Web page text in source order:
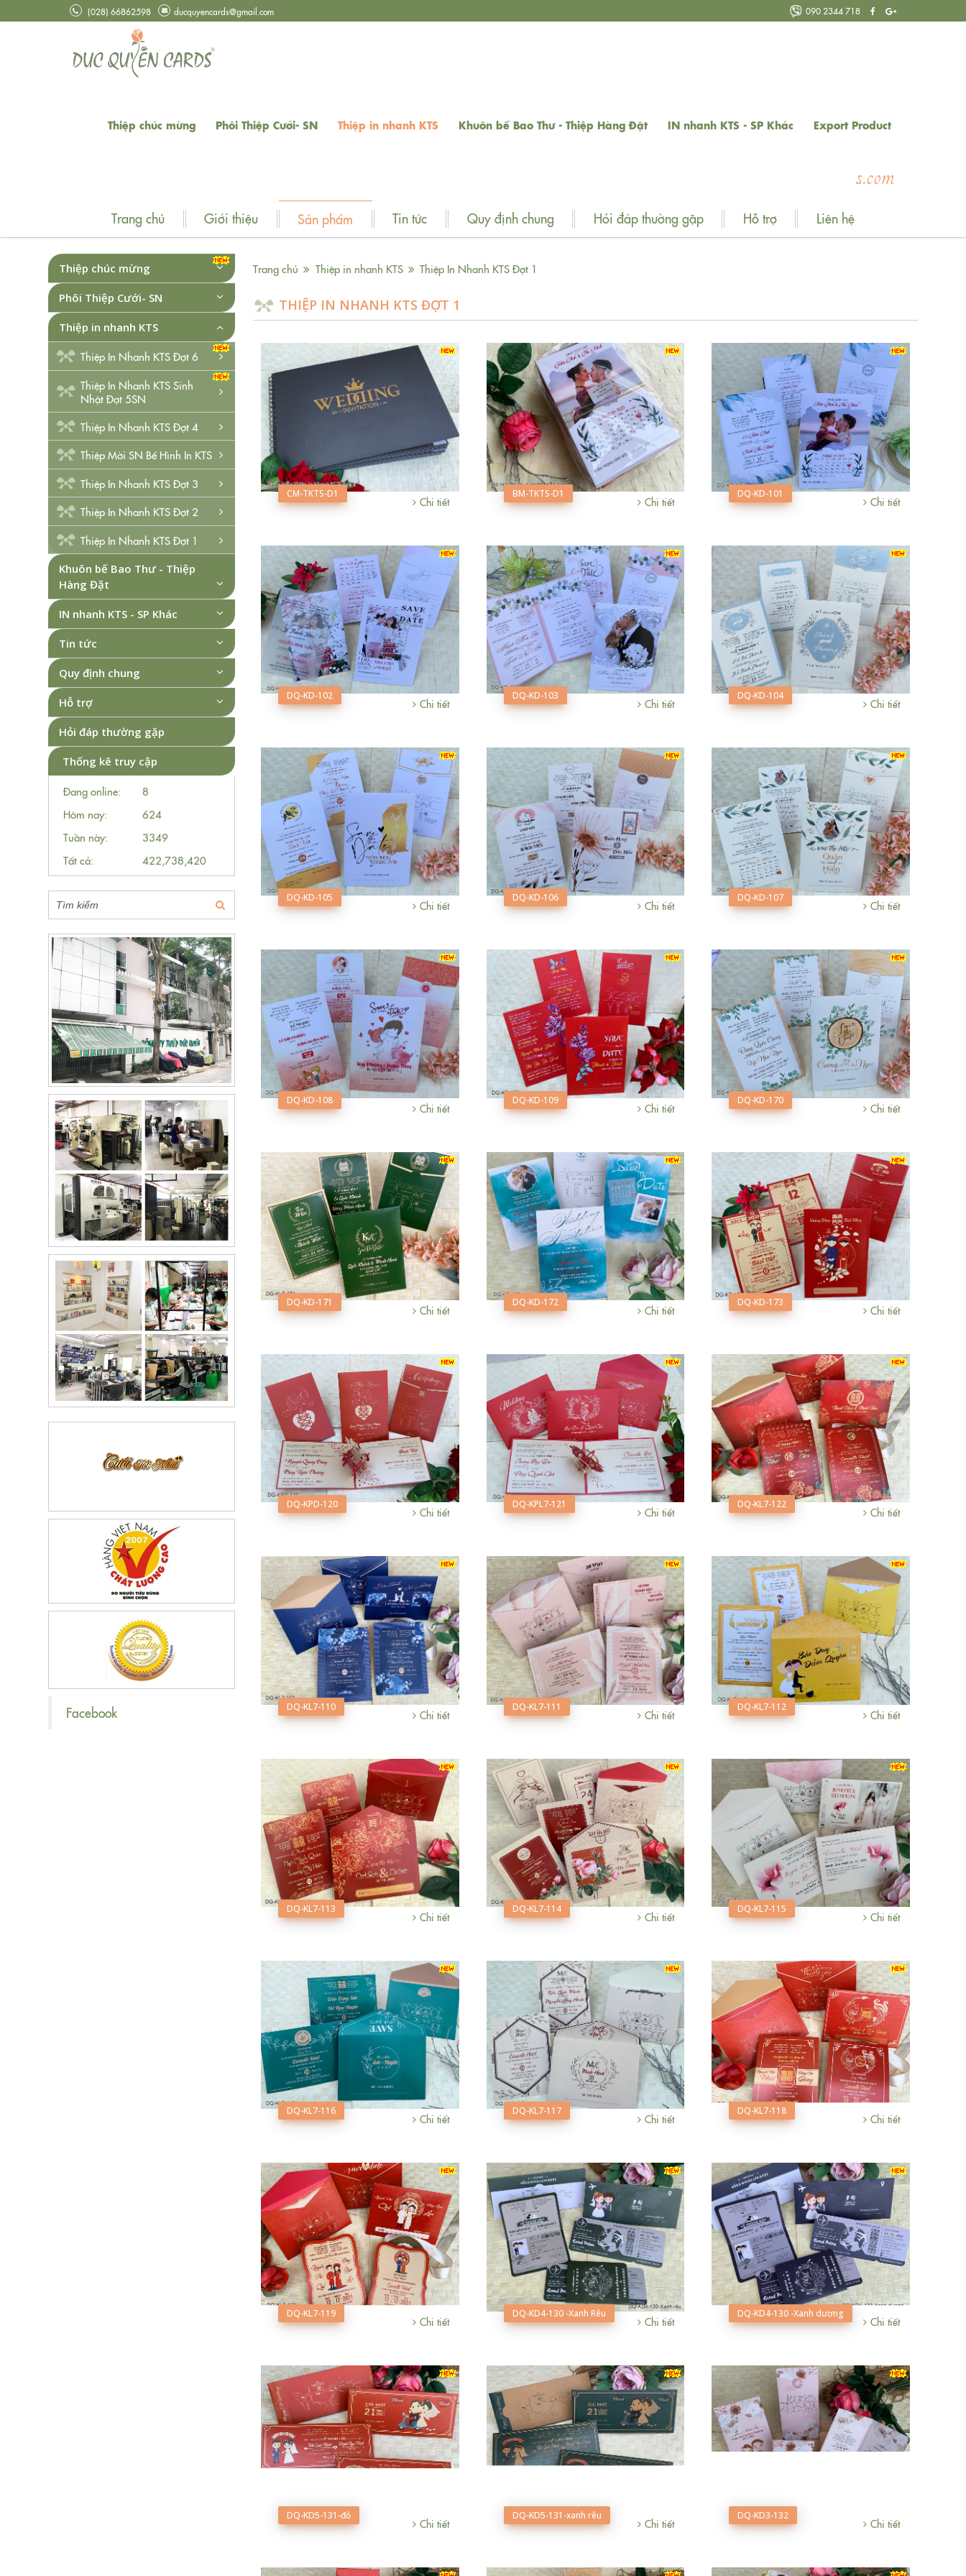
(028) 66862598 ducquyencards@gmail.com 090 2344 718
Thiệp chúc mừng Phôi Thiệp Cưới- SN Thiệp in nhanh KTS Khuôn bế Bao Thư - Thiệp Hàng Đặt IN nhanh KTS - SP Khác Export Product
Trang chủ Giới thiệu Sản phẩm Tin tức Quy định chung Hỏi đáp thường gặp Hỗ trợ Liên hệ
Trang chủ Thiệp in nhanh KTS Thiệp In Nhanh KTS Đợt 1
THIỆP IN NHANH KTS ĐỢT 1
CM-TKTS-D1
Chi tiết
BM-TKTS-D1
Chi tiết
DQ-KD-101
Chi tiết
DQ-KD-102
Chi tiết
DQ-KD-103
Chi tiết
DQ-KD-104
Chi tiết
DQ-KD-105
Chi tiết
DQ-KD-106
Chi tiết
DQ-KD-107
Chi tiết
DQ-KD-108
Chi tiết
DQ-KD-109
Chi tiết
DQ-KD-170
Chi tiết
DQ-KD-171
Chi tiết
DQ-KD-172
Chi tiết
DQ-KD-173
Chi tiết
DQ-KPD-120
Chi tiết
DQ-KPL7-121
Chi tiết
DQ-KL7-122
Chi tiết
DQ-KL7-110
Chi tiết
DQ-KL7-111
Chi tiết
DQ-KL7-112
Chi tiết
DQ-KL7-113
Chi tiết
DQ-KL7-114
Chi tiết
DQ-KL7-115
Chi tiết
DQ-KL7-116
Chi tiết
DQ-KL7-117
Chi tiết
DQ-KL7-118
Chi tiết
DQ-KL7-119
Chi tiết
DQ-KD4-130 -Xanh Rêu
Chi tiết
DQ-KD4-130 -Xanh dương
Chi tiết
DQ-KD5-131-đỏ
Chi tiết
DQ-KD5-131-xanh rêu
Chi tiết
DQ-KD3-132
Chi tiết
Thiệp chúc mừng
Phôi Thiệp Cưới- SN
Thiệp in nhanh KTS
Thiệp In Nhanh KTS Đợt 6
Thiệp In Nhanh KTS Sinh
Nhật Đợt 5SN
Thiệp In Nhanh KTS Đợt 4
Thiệp Mời SN Bế Hình In KTS
Thiệp In Nhanh KTS Đợt 3
Thiệp In Nhanh KTS Đợt 2
Thiệp In Nhanh KTS Đợt 1
Khuôn bế Bao Thư - Thiệp
Hàng Đặt
IN nhanh KTS - SP Khác
Tin tức
Quy định chung
Hỗ trợ
Hỏi đáp thường gặp
Thống kê truy cập
Đang online:
8
Hôm nay:
624
Tuần này:
3349
Tất cả:
422,738,420
Facebook